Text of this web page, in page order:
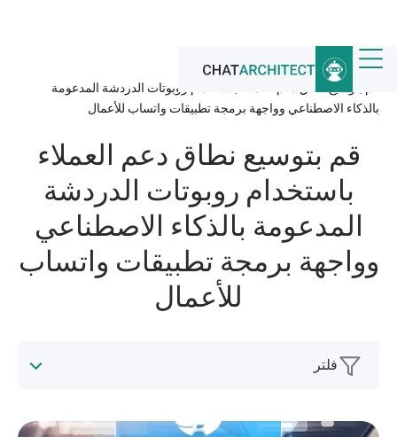
الرئيسية / أخبار /
قم بتوسيع نطاق دعم العملاء باستخدام روبوتات الدردشة المدعومة
بالذكاء الاصطناعي وواجهة برمجة تطبيقات واتساب للأعمال
قم بتوسيع نطاق دعم العملاء
باستخدام روبوتات الدردشة
المدعومة بالذكاء الاصطناعي
وواجهة برمجة تطبيقات واتساب
للأعمال
فلتر